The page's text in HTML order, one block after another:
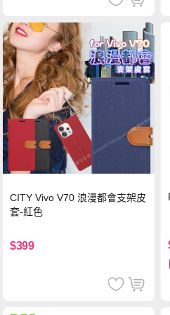
CITY Vivo V70 浪漫都會支架皮
套-紅色
$399